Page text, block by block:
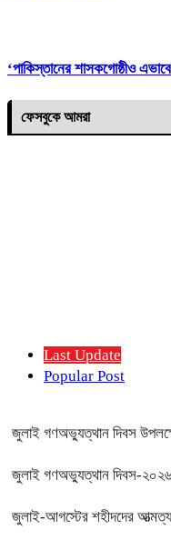
‘পাকিস্তানের শাসকগোষ্ঠীও
ফেসবুকে আমরা
Last Update
Popular Post
জুলাই গণঅভ্যুত্থান দিবস
জুলাই গণঅভ্যুত্থান দিবস-২০২৬
জুলাই-আগস্টের শহীদদের